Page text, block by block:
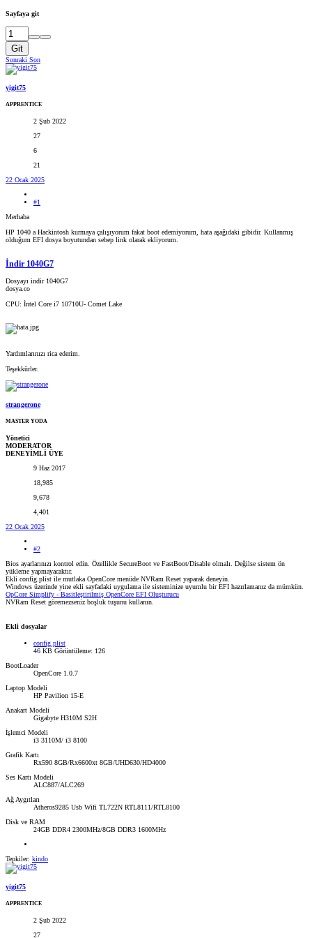
Sayfaya git
Git
Sonraki Son
yigit75
APPRENTICE
2 Şub 2022
27
6
21
22 Ocak 2025
#1
Merhaba
HP 1040 a Hackintosh kurmaya çalışıyorum fakat boot edemiyorum, hata aşağıdaki gibidir. Kullanmış
olduğum EFI dosya boyutundan sebep link olarak ekliyorum.
İndir 1040G7
Dosyayı indir 1040G7
dosya.co
CPU: İntel Core i7 10710U- Comet Lake
Yardımlarınızı rica ederim.
Teşekkürler.
strangerone
MASTER YODA
Yönetici
MODERATOR
DENEYİMLİ ÜYE
9 Haz 2017
18,985
9,678
4,401
22 Ocak 2025
#2
Bios ayarlarınızı kontrol edin. Özellikle SecureBoot ve FastBoot/Disable olmalı. Değilse sistem ön
yükleme yapmayacaktır.
Ekli config.plist ile mutlaka OpenCore menüde NVRam Reset yaparak deneyin.
Windows üzerinde yine ekli sayfadaki uygulama ile sisteminize uyumlu bir EFI hazırlamanız da mümkün.
OpCore Simplify - Basitleştirilmiş OpenCore EFI Oluşturucu
NVRam Reset göremezseniz boşluk tuşunu kullanın.
Ekli dosyalar
config.plist
46 KB Görüntüleme: 126
BootLoader
OpenCore 1.0.7
Laptop Modeli
HP Pavilion 15-E
Anakart Modeli
Gigabyte H310M S2H
İşlemci Modeli
i3 3110M/ i3 8100
Grafik Kartı
Rx590 8GB/Rx6600xt 8GB/UHD630/HD4000
Ses Kartı Modeli
ALC887/ALC269
Ağ Aygıtları
Atheros9285 Usb Wifi TL722N RTL8111/RTL8100
Disk ve RAM
24GB DDR4 2300MHz/8GB DDR3 1600MHz
Tepkiler: kindo
yigit75
APPRENTICE
2 Şub 2022
27